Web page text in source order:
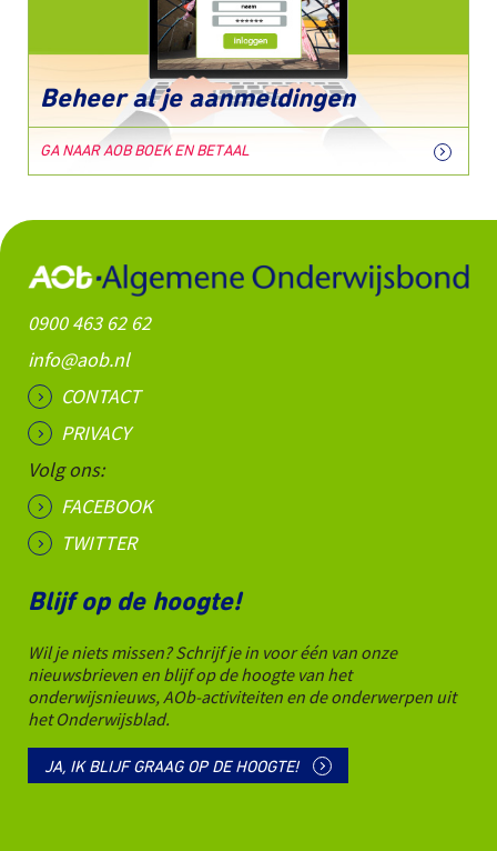
Beheer al je aanmeldingen
GA NAAR AOB BOEK EN BETAAL
0900 463 62 62
info@aob.nl
CONTACT
PRIVACY
Volg ons:
FACEBOOK
TWITTER
Blijf op de hoogte!
Wil je niets missen? Schrijf je in voor één van onze
nieuwsbrieven en blijf op de hoogte van het
onderwijsnieuws, AOb-activiteiten en de onderwerpen uit
het Onderwijsblad.
JA, IK BLIJF GRAAG OP DE HOOGTE!